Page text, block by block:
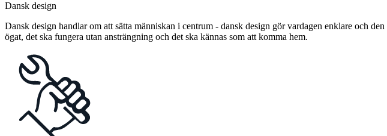
Dansk design
Dansk design handlar om att sätta människan i centrum - dansk design gör vardagen enklare och
ögat, det ska fungera utan ansträngning och det ska kännas som att komma hem.